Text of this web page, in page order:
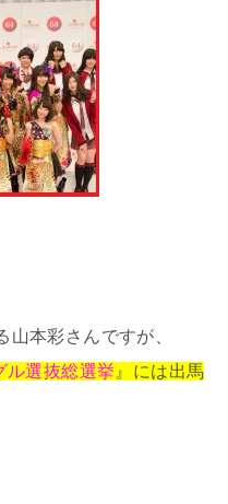
本彩さんですが、
ル選抜総選挙 』には出馬